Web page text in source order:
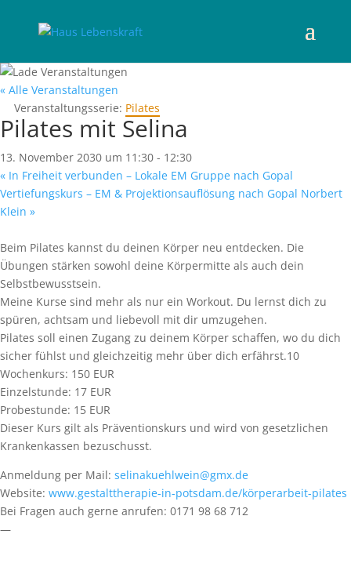
« Alle Veranstaltungen
Veranstaltungsserie: Pilates
Pilates mit Selina
13. November 2030 um 11:30 - 12:30
« In Freiheit verbunden – Lokale EM Gruppe nach Gopal
Vertiefungskurs – EM & Projektionsauflösung nach Gopal Norbert
Klein »
Beim Pilates kannst du deinen Körper neu entdecken. Die
Übungen stärken sowohl deine Körpermitte als auch dein
Selbstbewusstsein.
Meine Kurse sind mehr als nur ein Workout. Du lernst dich zu
spüren, achtsam und liebevoll mit dir umzugehen.
Pilates soll einen Zugang zu deinem Körper schaffen, wo du dich
sicher fühlst und gleichzeitig mehr über dich erfährst.10
Wochenkurs: 150 EUR
Einzelstunde: 17 EUR
Probestunde: 15 EUR
Dieser Kurs gilt als Präventionskurs und wird von gesetzlichen
Krankenkassen bezuschusst.
Anmeldung per Mail: selinakuehlwein@gmx.de
Website: www.gestalttherapie-in-potsdam.de/körperarbeit-pilates
Bei Fragen auch gerne anrufen: 0171 98 68 712
—